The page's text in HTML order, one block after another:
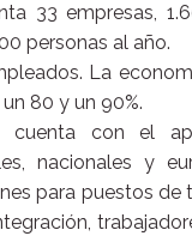
33 empresas,
personas al año.
La
80 y un 90%.
cuenta con el
nacionales y
para puestos de